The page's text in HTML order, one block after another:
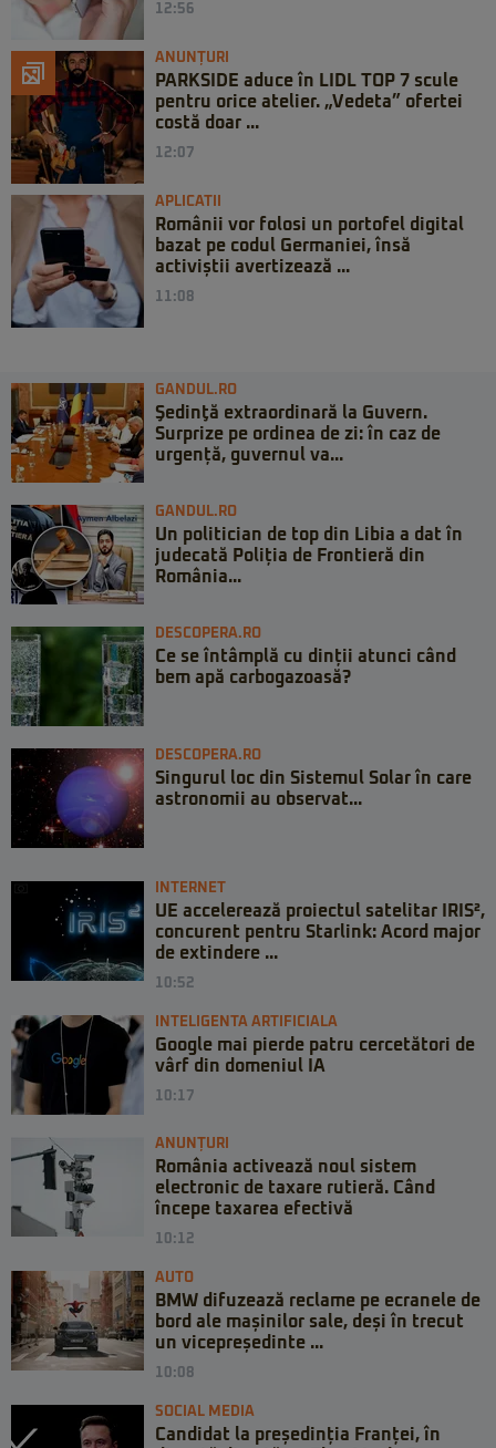
12:56
ANUNȚURI
PARKSIDE aduce în LIDL TOP 7 scule
pentru orice atelier. „Vedeta” ofertei
costă doar ...
12:07
APLICATII
Românii vor folosi un portofel digital
bazat pe codul Germaniei, însă
activiștii avertizează ...
11:08
GANDUL.RO
Şedinţă extraordinară la Guvern.
Surprize pe ordinea de zi: în caz de
urgență, guvernul va...
GANDUL.RO
Un politician de top din Libia a dat în
judecată Poliția de Frontieră din
România...
DESCOPERA.RO
Ce se întâmplă cu dinții atunci când
bem apă carbogazoasă?
DESCOPERA.RO
Singurul loc din Sistemul Solar în care
astronomii au observat...
INTERNET
UE accelerează proiectul satelitar IRIS²,
concurent pentru Starlink: Acord major
de extindere ...
10:52
INTELIGENTA ARTIFICIALA
Google mai pierde patru cercetători de
vârf din domeniul IA
10:17
ANUNȚURI
România activează noul sistem
electronic de taxare rutieră. Când
începe taxarea efectivă
10:12
AUTO
BMW difuzează reclame pe ecranele de
bord ale mașinilor sale, deși în trecut
un vicepreședinte ...
10:08
SOCIAL MEDIA
Candidat la președinția Franței, în